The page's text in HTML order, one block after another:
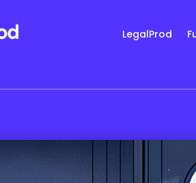
LegalProd